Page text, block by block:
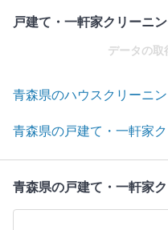
戸建て・一軒家クリーニ
データの取
青森県のハウスクリーニ
青森県の戸建て・一軒家
青森県の戸建て・一軒家